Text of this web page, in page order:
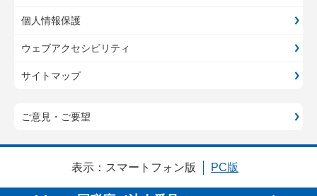
個人情報保護
ウェブアクセシビリティ
サイトマップ
ご意見・ご要望
表示： スマートフォン版 PC版